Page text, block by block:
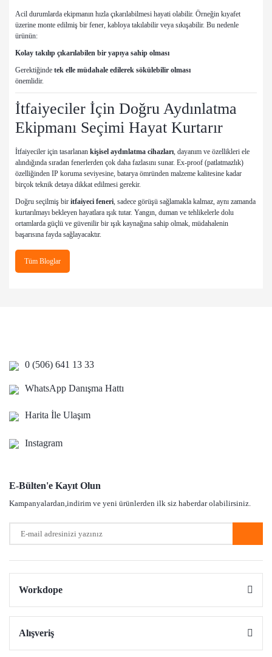
Acil durumlarda ekipmanın hızla çıkarılabilmesi hayati olabilir. Örneğin kıyafet
üzerine monte edilmiş bir fener, kabloya takılabilir veya sıkışabilir. Bu nedenle
ürünün:
Kolay takılıp çıkarılabilen bir yapıya sahip olması
Gerektiğinde tek elle müdahale edilerek sökülebilir olması
önemlidir.
İtfaiyeciler İçin Doğru Aydınlatma
Ekipmanı Seçimi Hayat Kurtarır
İtfaiyeciler için tasarlanan kişisel aydınlatma cihazları, dayanım ve özellikleri ele
alındığında sıradan fenerlerden çok daha fazlasını sunar. Ex-proof (patlatmazlık)
özelliğinden IP koruma seviyesine, batarya ömründen malzeme kalitesine kadar
birçok teknik detaya dikkat edilmesi gerekir.
Doğru seçilmiş bir itfaiyeci feneri, sadece görüşü sağlamakla kalmaz, aynı zamanda
kurtarılmayı bekleyen hayatlara ışık tutar. Yangın, duman ve tehlikelerle dolu
ortamlarda güçlü ve güvenilir bir ışık kaynağına sahip olmak, müdahalenin
başarısına fayda sağlayacaktır.
Tüm Bloglar
0 (506) 641 13 33
WhatsApp Danışma Hattı
Harita İle Ulaşım
Instagram
E-Bülten'e Kayıt Olun
Kampanyalardan,indirim ve yeni ürünlerden ilk siz haberdar olabilirsiniz.
Workdope
Alışveriş